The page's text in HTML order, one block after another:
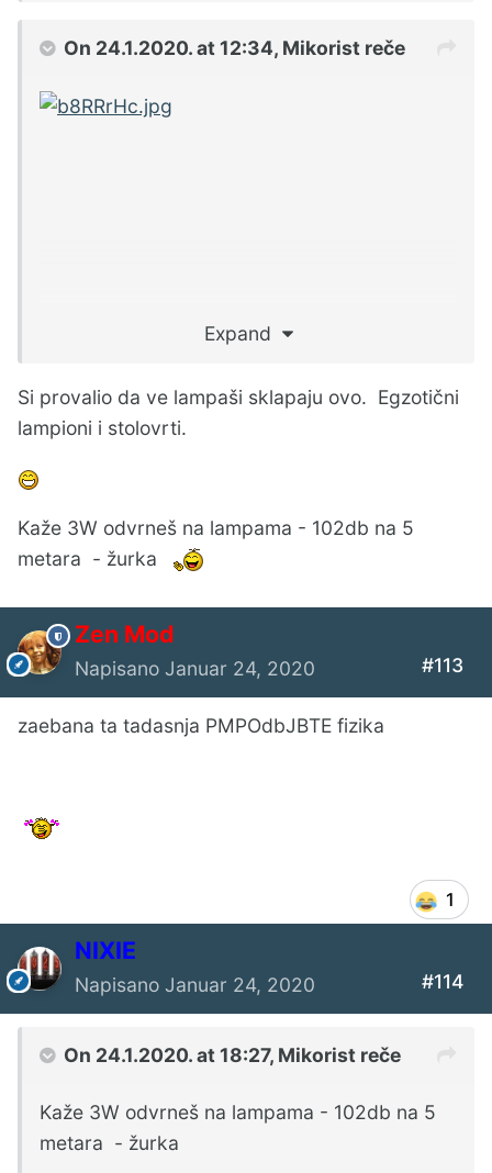
On 24.1.2020. at 12:34, Mikorist reče
Expand
Si provalio da ve lampaši sklapaju ovo. Egzotični
lampioni i stolovrti.
Kaže 3W odvrneš na lampama - 102db na 5
metara - žurka
Zen Mod
Napisano Januar 24, 2020 #113
zaebana ta tadasnja PMPOdbJBTE fizika
1
NIXIE
Napisano Januar 24, 2020 #114
On 24.1.2020. at 18:27, Mikorist reče
Kaže 3W odvrneš na lampama - 102db na 5
metara - žurka